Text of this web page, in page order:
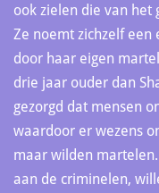
ook zielen die van het
Ze noemt zichzelf een
door haar eigen
drie jaar ouder dan
gezorgd dat mensen
waardoor er wezens
maar wilden
aan de criminelen,